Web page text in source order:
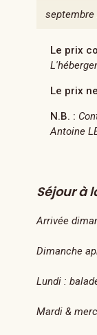
septembre
Le prix
Le prix
N.B. :
Antoine
Séjour à
Arrivée
Dimanche
Lundi :
Mardi &